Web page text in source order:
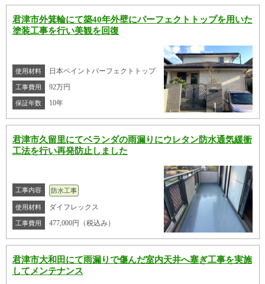
君津市外箕輪にて築40年外壁にパーフェクトトップを用いた
塗装工事を行い美観を回復
使用材料 日本ペイントパーフェクトトップ
工事費用 92万円
保証年数 10年
君津市久留里にてベランダの雨漏りにウレタン防水通気緩衝
工法を行い再発防止しました
工事内容 防水工事
使用材料 ダイフレックス
工事費用 477,000円（税込み）
君津市大和田にて雨漏りで傷んだ室内天井へ塞ぎ工事を実施
してメンテナンス